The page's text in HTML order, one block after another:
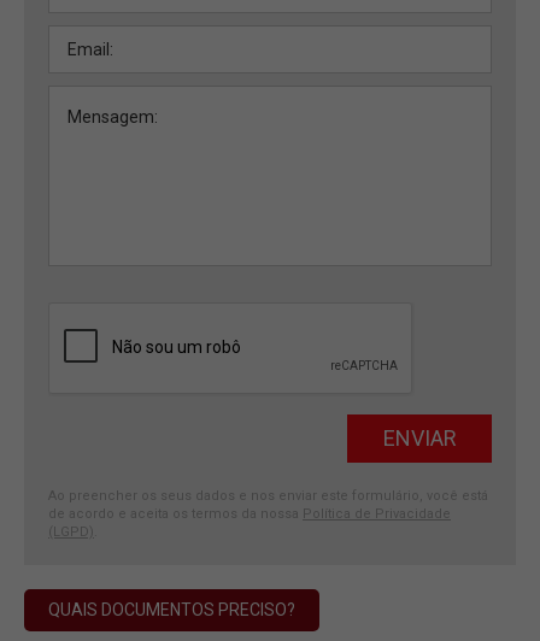
Ao preencher os seus dados e nos enviar este formulário, você está
de acordo e aceita os termos da nossa Política de Privacidade
(LGPD)
QUAIS DOCUMENTOS PRECISO?